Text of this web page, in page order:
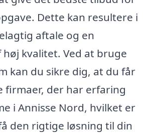
Dette kan resultere i
aftale og en
kvalitet. Ved at bruge
kan du sikre dig, at du får
firmaer, der har erfaring
i Annisse Nord, hvilket er
den rigtige løsning til din